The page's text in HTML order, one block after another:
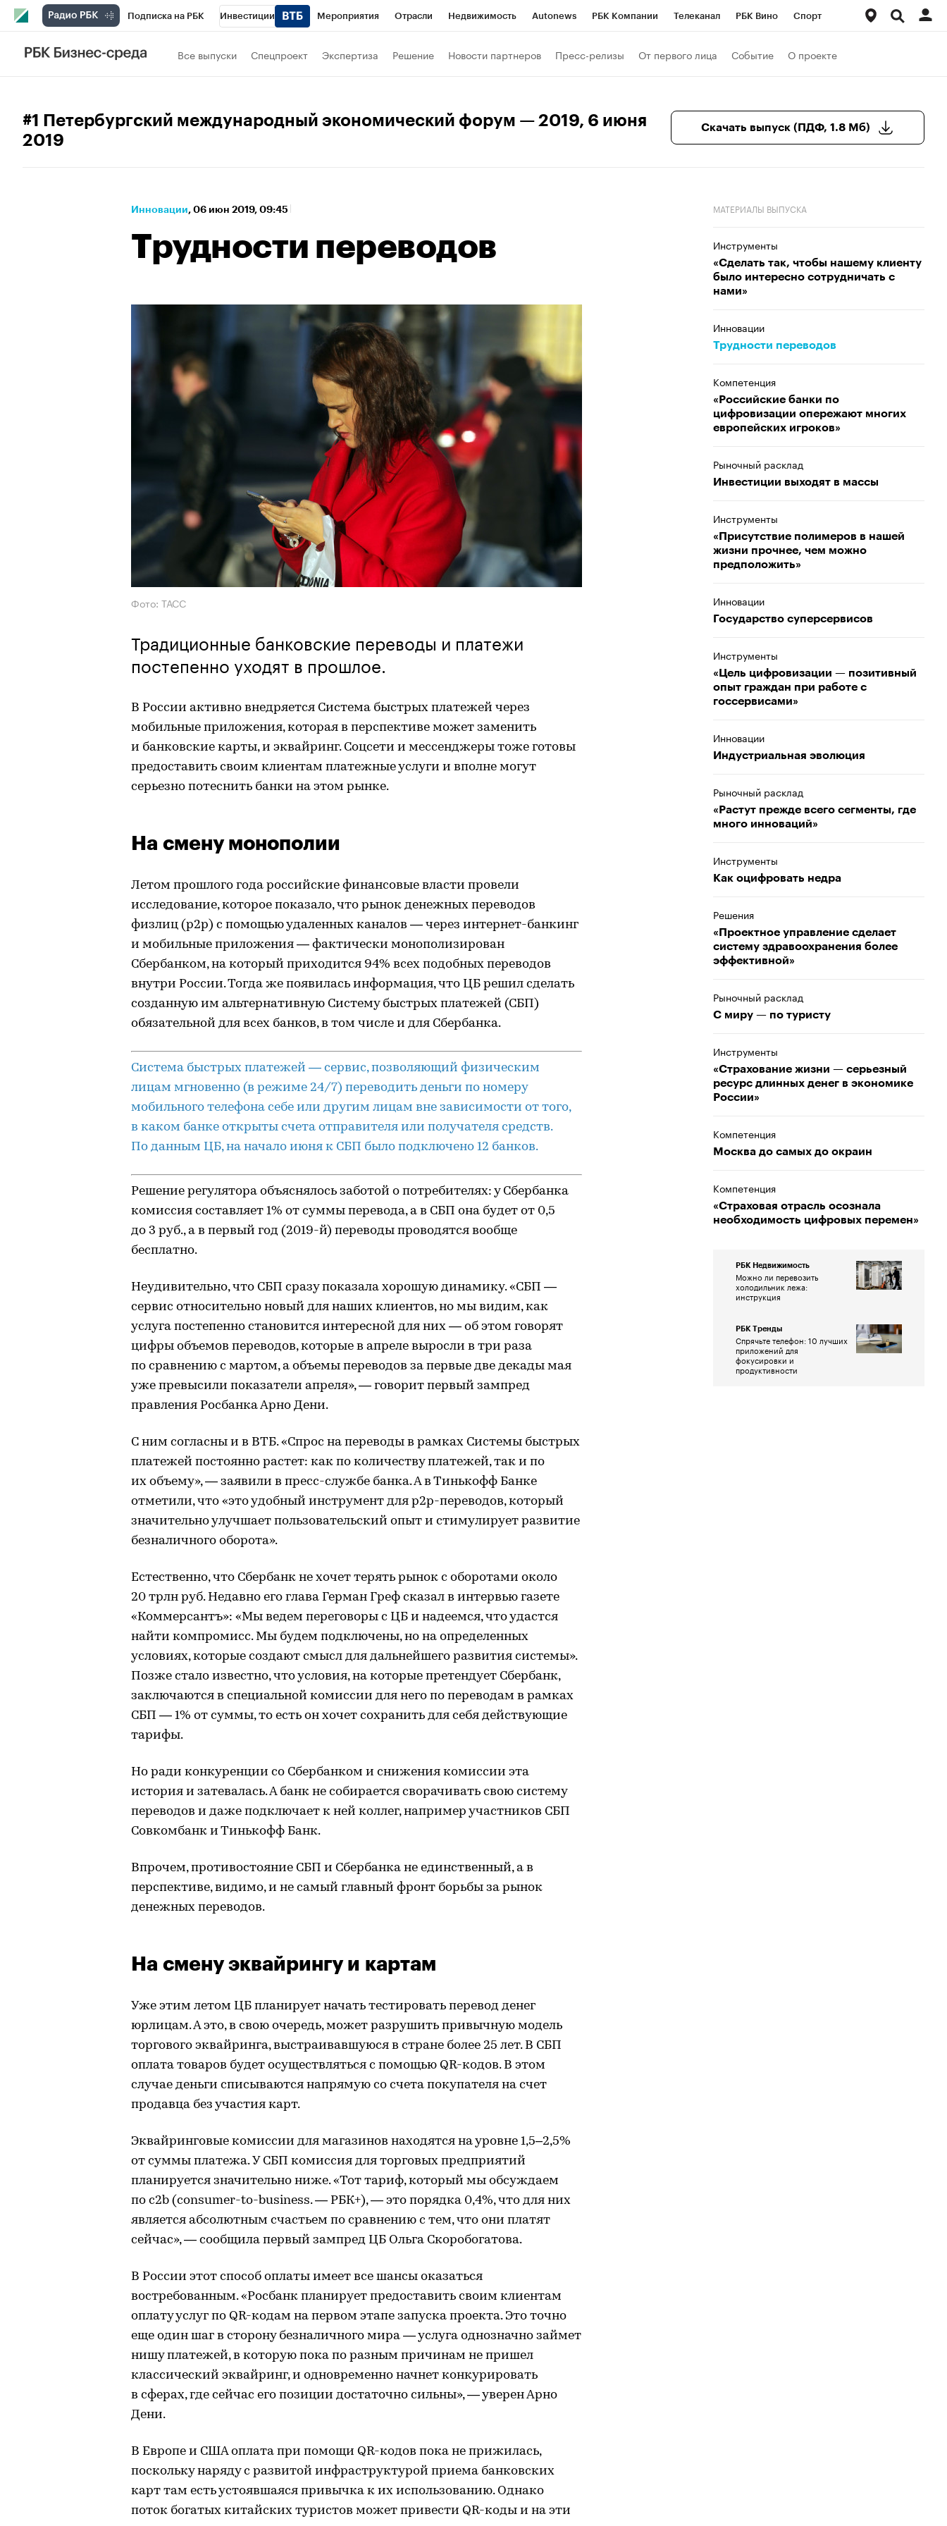
Подписка на РБК Инвестиции Мероприятия Отрасли Недвижимость Autonews РБК Компании Телеканал РБК Вино Спорт
Школа управления РБК
Спецпроекты Проверка контрагентов Рынок наличной валюты
Все выпуски Спецпроект Экспертиза Решение Новости партнеров Пресс-релизы От первого лица Событие О проекте
#1 Петербургский международный экономический форум — 2019, 6 июня
2019
Скачать выпуск (ПДФ, 1.8 Мб)
Инновации⁠, 06 июн 2019, 09:45
Трудности переводов
Фото: ТАСС
Традиционные банковские переводы и платежи
постепенно уходят в прошлое.
В России активно внедряется Система быстрых платежей через
мобильные приложения, которая в перспективе может заменить
и банковские карты, и эквайринг. Соцсети и мессенджеры тоже готовы
предоставить своим клиентам платежные услуги и вполне могут
серьезно потеснить банки на этом рынке.
На смену монополии
Летом прошлого года российские финансовые власти провели
исследование, которое показало, что рынок денежных переводов
физлиц (p2p) с помощью удаленных каналов — через интернет-банкинг
и мобильные приложения — фактически монополизирован
Сбербанком, на который приходится 94% всех подобных переводов
внутри России. Тогда же появилась информация, что ЦБ решил сделать
созданную им альтернативную Систему быстрых платежей (СБП)
обязательной для всех банков, в том числе и для Сбербанка.
Система быстрых платежей — сервис, позволяющий физическим
лицам мгновенно (в режиме 24/7) переводить деньги по номеру
мобильного телефона себе или другим лицам вне зависимости от того,
в каком банке открыты счета отправителя или получателя средств.
По данным ЦБ, на начало июня к СБП было подключено 12 банков.
Решение регулятора объяснялось заботой о потребителях: у Сбербанка
комиссия составляет 1% от суммы перевода, а в СБП она будет от 0,5
до 3 руб., а в первый год (2019-й) переводы проводятся вообще
бесплатно.
Неудивительно, что СБП сразу показала хорошую динамику. «СБП —
сервис относительно новый для наших клиентов, но мы видим, как
услуга постепенно становится интересной для них — об этом говорят
цифры объемов переводов, которые в апреле выросли в три раза
по сравнению с мартом, а объемы переводов за первые две декады мая
уже превысили показатели апреля», — говорит первый зампред
правления Росбанка Арно Дени.
С ним согласны и в ВТБ. «Спрос на переводы в рамках Системы быстрых
платежей постоянно растет: как по количеству платежей, так и по
их объему», — заявили в пресс-службе банка. А в Тинькофф Банке
отметили, что «это удобный инструмент для p2p-переводов, который
значительно улучшает пользовательский опыт и стимулирует развитие
безналичного оборота».
Естественно, что Сбербанк не хочет терять рынок с оборотами около
20 трлн руб. Недавно его глава Герман Греф сказал в интервью газете
«Коммерсантъ»: «Мы ведем переговоры с ЦБ и надеемся, что удастся
найти компромисс. Мы будем подключены, но на определенных
условиях, которые создают смысл для дальнейшего развития системы».
Позже стало известно, что условия, на которые претендует Сбербанк,
заключаются в специальной комиссии для него по переводам в рамках
СБП — 1% от суммы, то есть он хочет сохранить для себя действующие
тарифы.
Но ради конкуренции со Сбербанком и снижения комиссии эта
история и затевалась. А банк не собирается сворачивать свою систему
переводов и даже подключает к ней коллег, например участников СБП
Совкомбанк и Тинькофф Банк.
Впрочем, противостояние СБП и Сбербанка не единственный, а в
перспективе, видимо, и не самый главный фронт борьбы за рынок
денежных переводов.
На смену эквайрингу и картам
Уже этим летом ЦБ планирует начать тестировать перевод денег
юрлицам. А это, в свою очередь, может разрушить привычную модель
торгового эквайринга, выстраивавшуюся в стране более 25 лет. В СБП
оплата товаров будет осуществляться с помощью QR-кодов. В этом
случае деньги списываются напрямую со счета покупателя на счет
продавца без участия карт.
Эквайринговые комиссии для магазинов находятся на уровне 1,5–2,5%
от суммы платежа. У СБП комиссия для торговых предприятий
планируется значительно ниже. «Тот тариф, который мы обсуждаем
по c2b (сonsumer-to-business. — РБК+), — это порядка 0,4%, что для них
является абсолютным счастьем по сравнению с тем, что они платят
сейчас», — сообщила первый зампред ЦБ Ольга Скоробогатова.
В России этот способ оплаты имеет все шансы оказаться
востребованным. «Росбанк планирует предоставить своим клиентам
оплату услуг по QR-кодам на первом этапе запуска проекта. Это точно
еще один шаг в сторону безналичного мира — услуга однозначно займет
нишу платежей, в которую пока по разным причинам не пришел
классический эквайринг, и одновременно начнет конкурировать
в сферах, где сейчас его позиции достаточно сильны», — уверен Арно
Дени.
В Европе и США оплата при помощи QR-кодов пока не прижилась,
поскольку наряду с развитой инфраструктурой приема банковских
карт там есть устоявшаяся привычка к их использованию. Однако
поток богатых китайских туристов может привести QR-коды и на эти
МАТЕРИАЛЫ ВЫПУСКА
Инструменты
«Cделать так, чтобы нашему клиенту
было интересно сотрудничать с
нами»
Инновации
Трудности переводов
Компетенция
«Российские банки по
цифровизации опережают многих
европейских игроков»
Рыночный расклад
Инвестиции выходят в массы
Инструменты
«Присутствие полимеров в нашей
жизни прочнее, чем можно
предположить»
Инновации
Государство суперсервисов
Инструменты
«Цель цифровизации — позитивный
опыт граждан при работе с
госсервисами»
Инновации
Индустриальная эволюция
Рыночный расклад
«Растут прежде всего сегменты, где
много инноваций»
Инструменты
Как оцифровать недра
Решения
«Проектное управление сделает
систему здравоохранения более
эффективной»
Рыночный расклад
С миру — по туристу
Инструменты
«Страхование жизни — серьезный
ресурс длинных денег в экономике
России»
Компетенция
Москва до самых до окраин
Компетенция
«Страховая отрасль осознала
необходимость цифровых перемен»
РБК Недвижимость
Можно ли перевозить
холодильник лежа:
инструкция
РБК Тренды
Спрячьте телефон: 10 лучших
приложений для
фокусировки и
продуктивности